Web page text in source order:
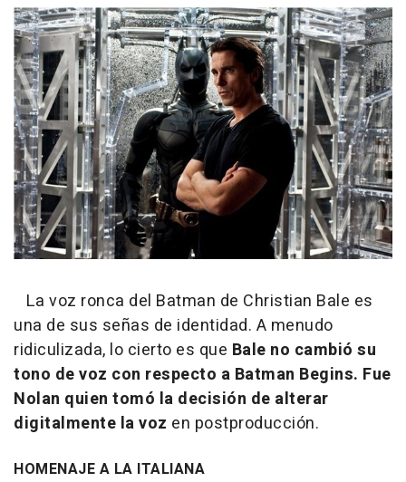
La voz ronca del Batman de Christian Bale es
una de sus señas de identidad. A menudo
ridiculizada, lo cierto es que Bale no cambió su
tono de voz con respecto a Batman Begins. Fue
Nolan quien tomó la decisión de alterar
digitalmente la voz en postproducción.
HOMENAJE A LA ITALIANA